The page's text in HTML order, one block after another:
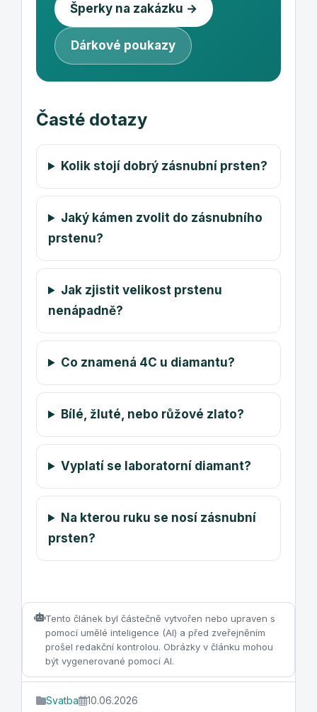
Šperky na zakázku →
Dárkové poukazy
Časté dotazy
Kolik stojí dobrý zásnubní prsten?
Jaký kámen zvolit do zásnubního
prstenu?
Jak zjistit velikost prstenu
nenápadně?
Co znamená 4C u diamantu?
Bílé, žluté, nebo růžové zlato?
Vyplatí se laboratorní diamant?
Na kterou ruku se nosí zásnubní
prsten?
Tento článek byl částečně vytvořen nebo upraven s
pomocí umělé inteligence (AI) a před zveřejněním
prošel redakční kontrolou. Obrázky v článku mohou
být vygenerované pomocí AI.
Svatba 10.06.2026